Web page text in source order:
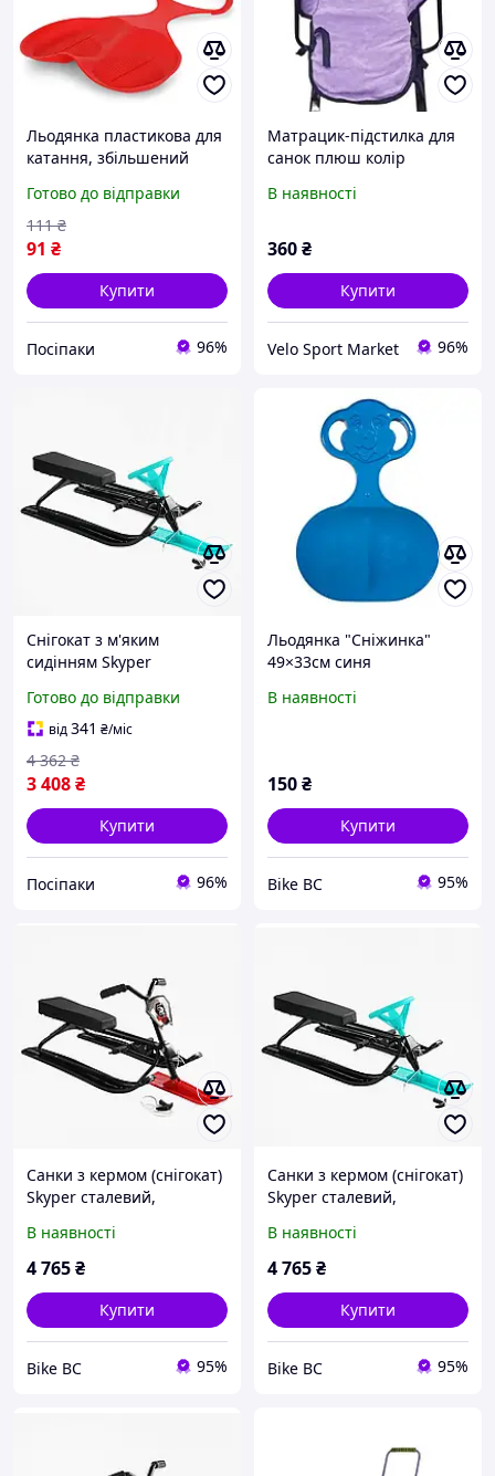
Льодянка пластикова для
катання, збільшений
сантиметрів, в
асортименті кольорів (MS
0519-1)
Готово до відправки
91 ₴
111 ₴
Купити
Посіпаки 96%
Матрацик-підстилка для
санок плюш колір
В наявності
360₴
Купити
Velo Sport Market 96%
Снігокат з м'яким
сидінням Skyper
Готово до відправки
від341 ₴/міс
3 408₴
4 362 ₴
Купити
Посіпаки 96%
Льодянка "Сніжинка"
49×33см синя
В наявності
150₴
Купити
Bike BC 95%
Санки з кермом (снігокат)
Skyper сталевий,
В наявності
4 765₴
Купити
Bike BC 95%
Санки з кермом (снігокат)
Skyper сталевий,
В наявності
4 765₴
Купити
Bike BC 95%